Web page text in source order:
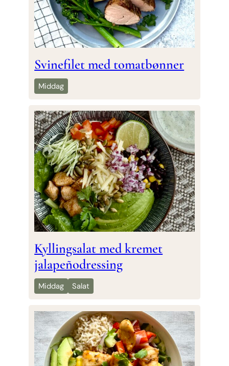
Svinefilet med tomatbønner
Middag
Kyllingsalat med kremet
jalapeñodressing
Middag Salat